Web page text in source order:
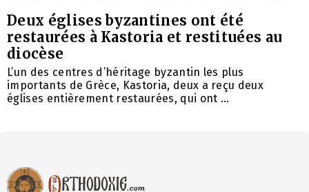
Deux églises byzantines ont été
restaurées à Kastoria et restituées au
diocèse
L’un des centres d’héritage byzantin les plus
importants de Grèce, Kastoria, deux a reçu deux
églises entièrement restaurées, qui ont ...